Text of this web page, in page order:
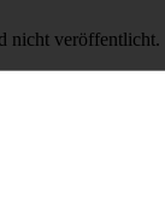
nicht veröffentlicht.